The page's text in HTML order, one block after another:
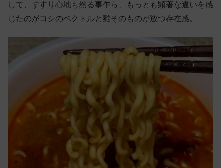
して、すすり心地も然る事乍ら、もっとも顕著な違いを感
じたのがコシのベクトルと麺そのものが放つ存在感。